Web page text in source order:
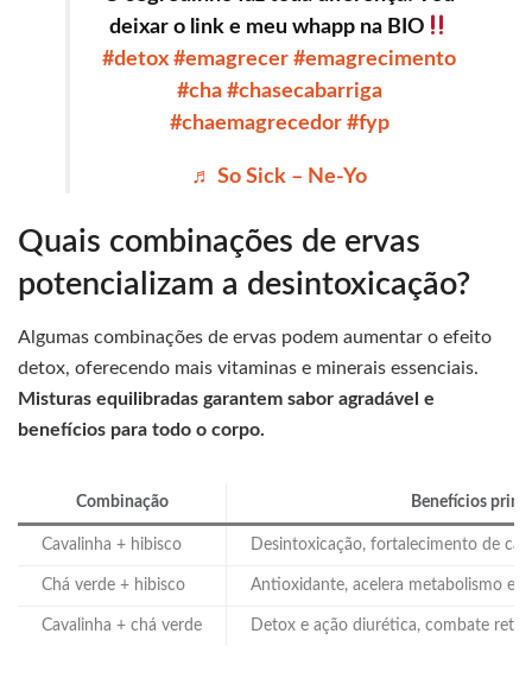
deixar o link e meu whapp na BIO
#detox #emagrecer #emagrecimento
#cha #chasecabarriga
#chaemagrecedor #fyp
♬ So Sick – Ne-Yo
Quais combinações de ervas
potencializam a desintoxicação?
Algumas combinações de ervas podem aumentar o efeito
detox, oferecendo mais vitaminas e minerais essenciais.
Misturas equilibradas garantem sabor agradável e
benefícios para todo o corpo.
Combinação Benefícios
Cavalinha + hibisco Desintoxicação, fortalecimento de
Chá verde + hibisco Antioxidante, acelera metabolismo e
Cavalinha + chá verde Detox e ação diurética, combate